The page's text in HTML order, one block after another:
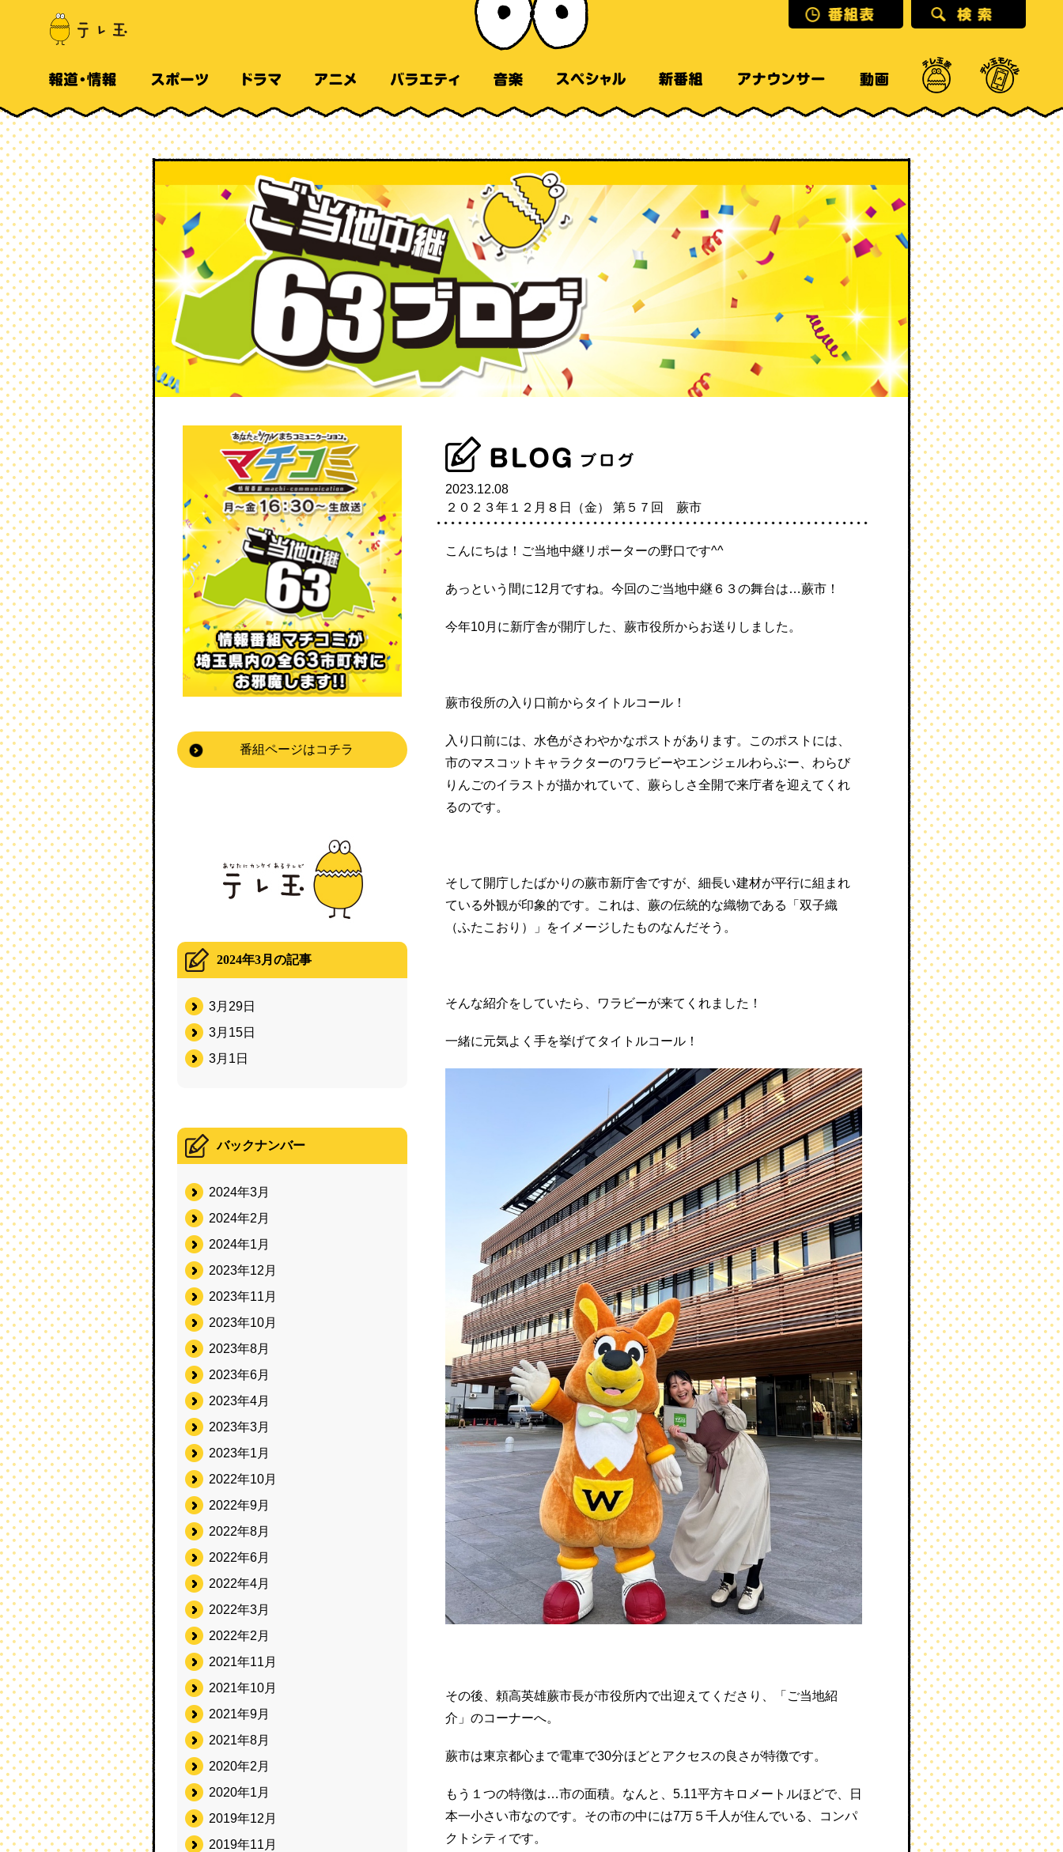
2023.12.08
２０２３年１２月８日（金） 第５７回 蕨市
こんにちは！ご当地中継リポーターの野口です^^
あっという間に12月ですね。今回のご当地中継６３の舞台は…蕨市！
今年10月に新庁舎が開庁した、蕨市役所からお送りしました。
蕨市役所の入り口前からタイトルコール！
入り口前には、水色がさわやかなポストがあります。このポストには、
市のマスコットキャラクターのワラビーやエンジェルわらぶー、わらび
りんごのイラストが描かれていて、蕨らしさ全開で来庁者を迎えてくれ
るのです。
そして開庁したばかりの蕨市新庁舎ですが、細長い建材が平行に組まれ
ている外観が印象的です。これは、蕨の伝統的な織物である「双子織
（ふたこおり）」をイメージしたものなんだそう。
そんな紹介をしていたら、ワラビーが来てくれました！
一緒に元気よく手を挙げてタイトルコール！
その後、頼高英雄蕨市長が市役所内で出迎えてくださり、「ご当地紹
介」のコーナーへ。
蕨市は東京都心まで電車で30分ほどとアクセスの良さが特徴です。
もう１つの特徴は…市の面積。なんと、5.11平方キロメートルほどで、日
本一小さい市なのです。その市の中には7万５千人が住んでいる、コンパ
クトシティです。
番組ページはコチラ
2024年3月の記事
3月29日
3月15日
3月1日
バックナンバー
2024年3月
2024年2月
2024年1月
2023年12月
2023年11月
2023年10月
2023年8月
2023年6月
2023年4月
2023年3月
2023年1月
2022年10月
2022年9月
2022年8月
2022年6月
2022年4月
2022年3月
2022年2月
2021年11月
2021年10月
2021年9月
2021年8月
2020年2月
2020年1月
2019年12月
2019年11月